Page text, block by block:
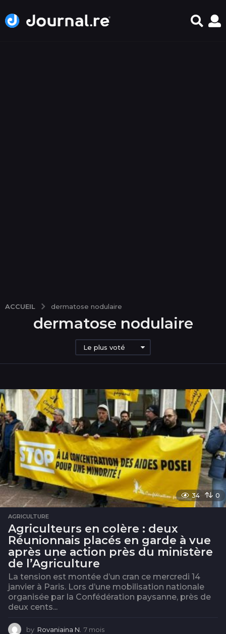
ACCUEIL dermatose nodulaire
dermatose nodulaire
Le plus voté
34 0
AGRICULTURE
Agriculteurs en colère : deux
Réunionnais placés en garde à vue
après une action près du ministère
de l’Agriculture
La tension est montée d’un cran ce mercredi 14
janvier à Paris. Lors d’une mobilisation nationale
organisée par la Confédération paysanne, près de
deux cents...
by Rovaniaina N. 7 mois